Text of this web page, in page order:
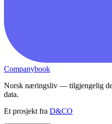
Companybook
Norsk næringsliv — tilgjengelig
data.
Et prosjekt fra D&CO